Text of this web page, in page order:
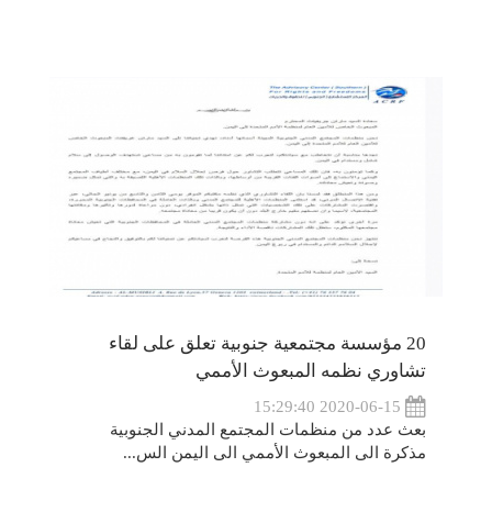
20 مؤسسة مجتمعية جنوبية تعلق على لقاء
تشاوري نظمه المبعوث الأممي
بعث عدد من منظمات المجتمع المدني الجنوبية
مذكرة الى المبعوث الأممي الى اليمن الس...